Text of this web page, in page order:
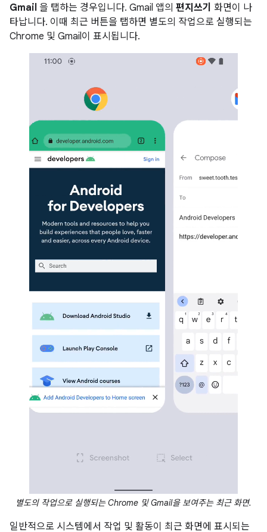
Gmail 을 탭하는 경우입니다. Gmail 앱의 편지쓰기 화면이 나
타납니다. 이때 최근 버튼을 탭하면 별도의 작업으로 실행되는
Chrome 및 Gmail이 표시됩니다.
별도의 작업으로 실행되는 Chrome 및 Gmail을 보여주는 최근 화면.
일반적으로 시스템에서 작업 및 활동이 최근 화면에 표시되는